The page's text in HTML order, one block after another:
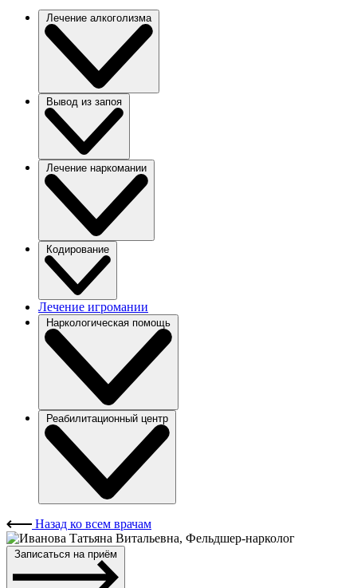
Лечение алкоголизма
Вывод из запоя
Лечение наркомании
Кодирование
Лечение игромании
Наркологическая помощь
Реабилитационный центр
Назад ко всем врачам
Записаться на приём